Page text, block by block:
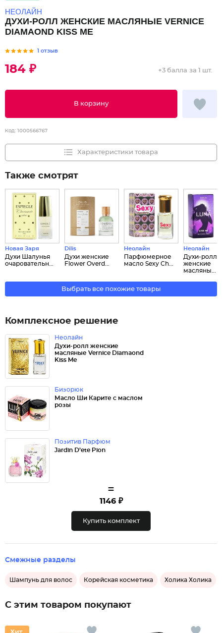
НЕОЛАЙН
ДУХИ-РОЛЛ ЖЕНСКИЕ МАСЛЯНЫЕ VERNICE
DIAMAOND KISS ME
1 отзыв
184 ₽
В корзину
+3 балла за 1 шт.
Код: 1000566767
Характеристики товара
Также смотрят
Новая Заря
Духи Шалунья
очаровательн...
Dilis
Духи женские
Flower Overd...
Неолайн
Парфюмерное
масло Sexy Ch...
Неолайн
Духи-ролл
женские
масляны...
Выбрать все похожие товары
Комплексное решение
Неолайн
Духи-ролл женские
масляные Vernice Diamaond
Kiss Me
Бизорюк
Масло Ши Карите с маслом
розы
Позитив Парфюм
Jardin D’ete Pion
=
1146 ₽
Купить комплект
Смежные разделы
Шампунь для волос Корейская косметика Холика Холика
С этим товаром покупают